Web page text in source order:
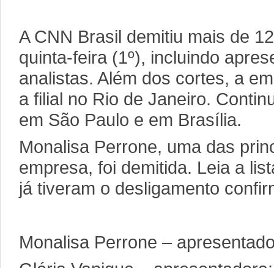
A CNN Brasil demitiu mais de
quinta-feira (1º), incluindo
analistas. Além dos cortes, a
a filial no Rio de Janeiro.
em São Paulo e em Brasília.
Monalisa Perrone, uma das
empresa, foi demitida. Leia a
já tiveram o desligamento
Monalisa Perrone –